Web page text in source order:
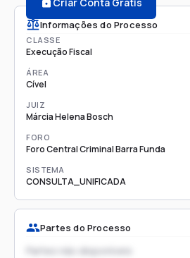
Informações do Processo
CLASSE
Execução Fiscal
ÁREA
Cível
JUIZ
Márcia Helena Bosch
FORO
Foro Central Criminal Barra Funda
SISTEMA
CONSULTA_UNIFICADA
Partes do Processo
Partes não disponíveis